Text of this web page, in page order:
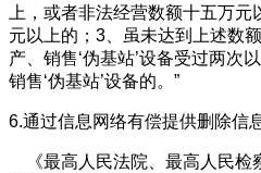
上，或者非法经营数额十五万
元以上的；3、虽未达到上述数
产、销售‘伪基站’设备受过两次
销售‘伪基站’设备的。”
6.通过信息网络有偿提供删除信
《最高人民法院、最高人民检